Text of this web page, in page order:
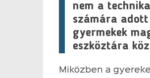
nem a
számára
gyermekek
eszköztára
Miközben a